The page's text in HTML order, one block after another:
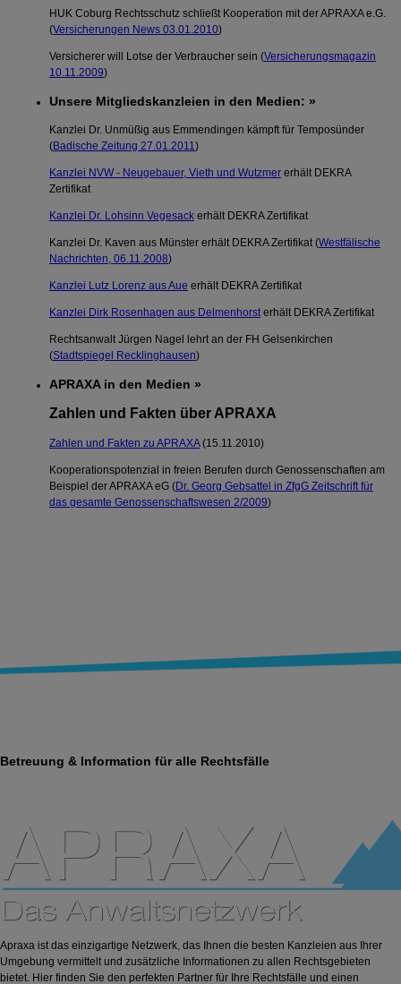
HUK Coburg Rechtsschutz schließt Kooperation mit der APRAXA e.G.
(Versicherungen News 03.01.2010)
Versicherer will Lotse der Verbraucher sein (Versicherungsmagazin
10.11.2009)
Unsere Mitgliedskanzleien in den Medien: »
Kanzlei Dr. Unmüßig aus Emmendingen kämpft für Temposünder
(Badische Zeitung 27.01.2011)
Kanzlei NVW - Neugebauer, Vieth und Wutzmer erhält DEKRA
Zertifikat
Kanzlei Dr. Lohsinn Vegesack erhält DEKRA Zertifikat
Kanzlei Dr. Kaven aus Münster erhält DEKRA Zertifikat (Westfälische
Nachrichten, 06.11.2008)
Kanzlei Lutz Lorenz aus Aue erhält DEKRA Zertifikat
Kanzlei Dirk Rosenhagen aus Delmenhorsterhält DEKRA Zertifikat
Rechtsanwalt Jürgen Nagel lehrt an der FH Gelsenkirchen
(Stadtspiegel Recklinghausen)
APRAXA in den Medien »
Zahlen und Fakten über APRAXA
Zahlen und Fakten zu APRAXA(15.11.2010)
Kooperationspotenzial in freien Berufen durch Genossenschaften am
Beispiel der APRAXA eG (Dr. Georg Gebsattel in ZfgG Zeitschrift für
das gesamte Genossenschaftswesen 2/2009)
Betreuung & Information für alle Rechtsfälle
Apraxa ist das einzigartige Netzwerk, das Ihnen die besten Kanzleien aus Ihrer
Umgebung vermittelt und zusätzliche Informationen zu allen Rechtsgebieten
bietet. Hier finden Sie den perfekten Partner für Ihre Rechtsfälle und einen